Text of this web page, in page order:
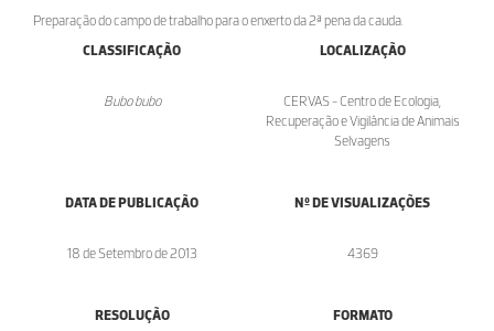
Preparação do campo de trabalho para o enxerto da 2ª pena da cauda.
CLASSIFICAÇÃO
Bubo bubo
LOCALIZAÇÃO
CERVAS - Centro de Ecologia,
Recuperação e Vigilância de Animais
Selvagens
DATA DE PUBLICAÇÃO
18 de Setembro de 2013
Nº DE VISUALIZAÇÕES
4369
RESOLUÇÃO FORMATO